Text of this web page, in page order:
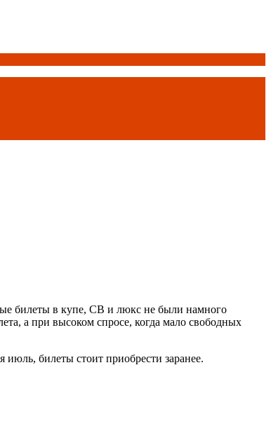
билеты в купе, СВ и люкс не были намного
а при высоком спросе, когда мало свободных
билеты стоит приобрести заранее.